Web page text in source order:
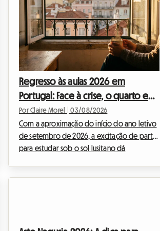
Regresso às aulas 2026 em
Portugal: Face à crise, o quarto em
casa do anfitrião impõe-se
Por Claire Morel 03/08/2026
Com a aproximação do início do ano letivo
de setembro de 2026, a excitação de partir
para estudar sob o sol lusitano dá